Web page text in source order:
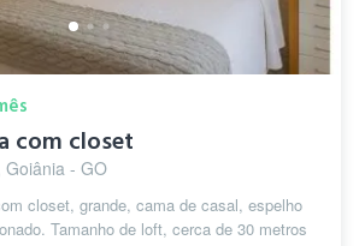
com closet
- GO
closet, grande, cama de casal, espelho
Tamanho de loft, cerca de 30 metros